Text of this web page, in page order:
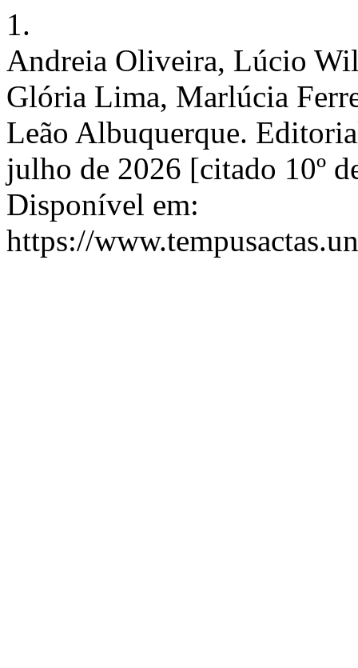
1.
Andreia Oliveira, Lúcio
Glória Lima, Marlúcia
Leão Albuquerque.
julho de 2026 [citado 10º
Disponível em:
https://